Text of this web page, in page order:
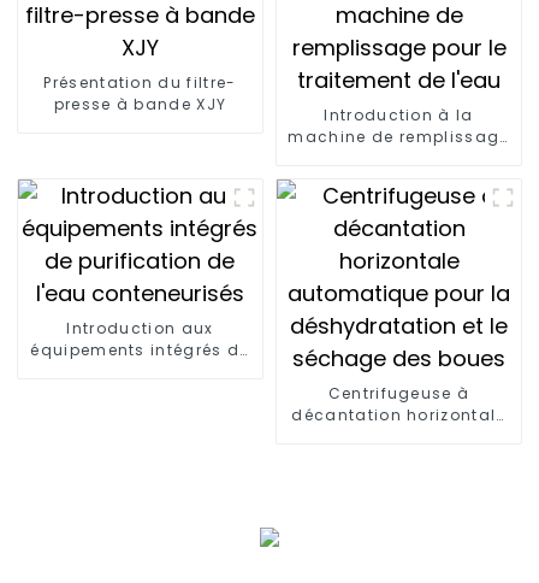
Présentation du filtre-
presse à bande XJY
Introduction à la
machine de remplissage
Introduction aux
équipements intégrés de
Centrifugeuse à
décantation horizontale